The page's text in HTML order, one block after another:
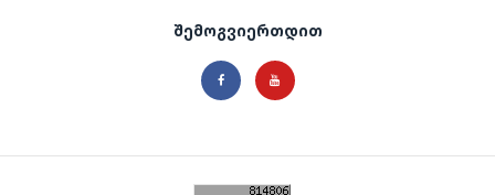
შემოგვიერთდით